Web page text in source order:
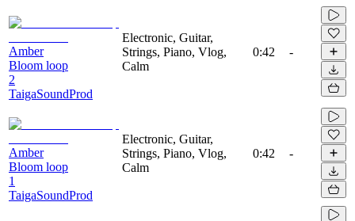
Amber
Bloom loop
2
TaigaSoundProd
Electronic, Guitar,
Strings, Piano, Vlog,
Calm
0:42 -
Amber
Bloom loop
1
TaigaSoundProd
Electronic, Guitar,
Strings, Piano, Vlog,
Calm
0:42 -